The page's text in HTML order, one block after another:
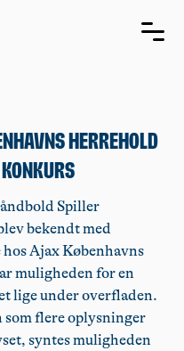
herrehold
Spiller
bekendt med
Ajax Københavns
muligheden for en
lige under overfladen.
flere oplysninger
syntes muligheden